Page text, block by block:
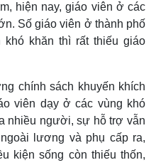
Thị trường
Giá vàng
hiện nay, giáo viên ở các
Số giáo viên ở thành phố
khó khăn thì rất thiếu giáo
chính sách khuyến khích
viên dạy ở các vùng khó
nhiều người, sự hỗ trợ vẫn
lương và phụ cấp ra,
kiện sống còn thiếu thốn,